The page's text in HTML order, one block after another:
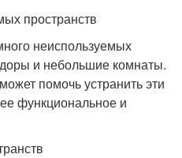
пространств
неиспользуемых
и небольшие комнаты.
может помочь устранить эти
функциональное и